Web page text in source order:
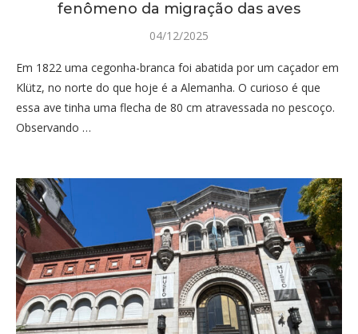
fenômeno da migração das aves
04/12/2025
Em 1822 uma cegonha-branca foi abatida por um caçador em
Klütz, no norte do que hoje é a Alemanha. O curioso é que
essa ave tinha uma flecha de 80 cm atravessada no pescoço.
Observando …